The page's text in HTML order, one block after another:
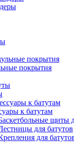
покрытия
к батутам
щиты
для батутов
для